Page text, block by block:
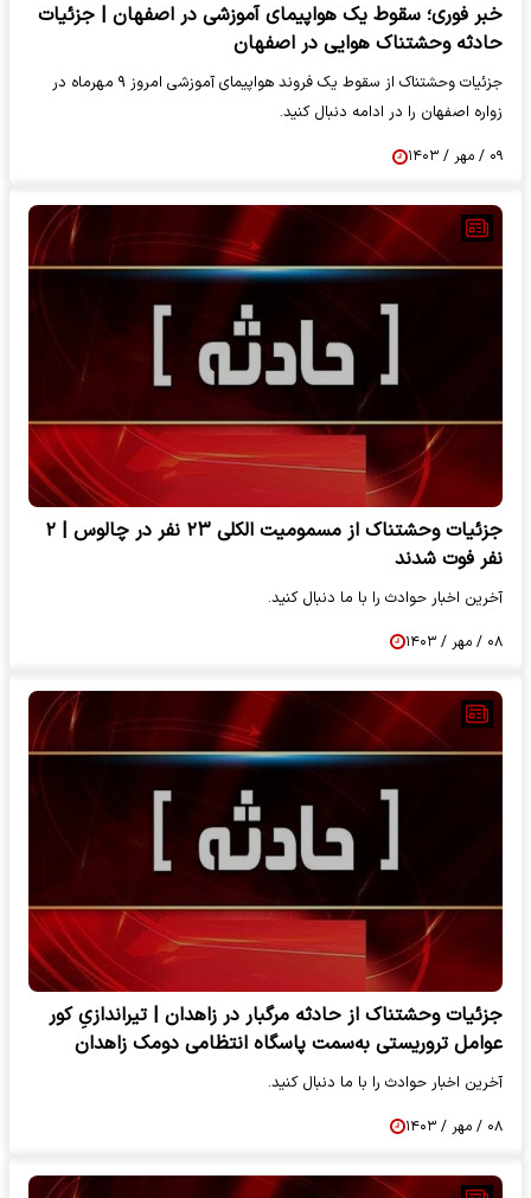
خبر فوری؛ سقوط یک هواپیمای آموزشی در اصفهان | جزئیات
حادثه وحشتناک هوایی در اصفهان
جزئیات وحشتناک از سقوط یک فروند هواپیمای آموزشی امروز ۹ مهرماه در
زواره اصفهان را در ادامه دنبال کنید.
۰۹ / مهر / ۱۴۰۳
جزئیات وحشتناک از مسمومیت الکلی ۲۳ نفر در چالوس | ۲
نفر فوت شدند
آخرین اخبار حوادث را با ما دنبال کنید.
۰۸ / مهر / ۱۴۰۳
جزئیات وحشتناک از حادثه مرگبار در زاهدان | تیراندازیِ کور
عوامل تروریستی به‌سمت پاسگاه انتظامی دومک زاهدان
آخرین اخبار حوادث را با ما دنبال کنید.
۰۸ / مهر / ۱۴۰۳